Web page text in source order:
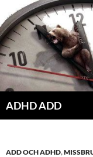
Hoppa
till
innehåll
ADHD ADD
ADD OCH ADHD,